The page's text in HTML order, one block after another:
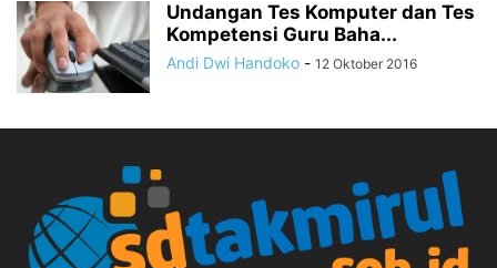
Undangan Tes Komputer dan Tes
Kompetensi Guru Baha...
Andi Dwi Handoko - 12 Oktober 2016